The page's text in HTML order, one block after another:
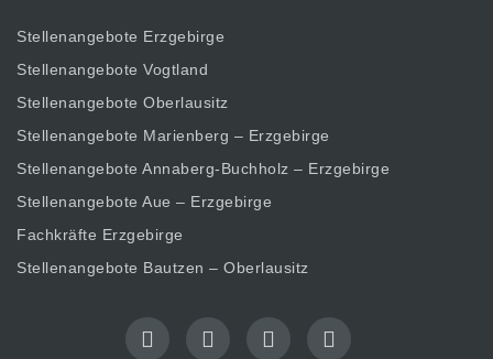
Stellenangebote Erzgebirge
Stellenangebote Vogtland
Stellenangebote Oberlausitz
Stellenangebote Marienberg – Erzgebirge
Stellenangebote Annaberg-Buchholz – Erzgebirge
Stellenangebote Aue – Erzgebirge
Fachkräfte Erzgebirge
Stellenangebote Bautzen – Oberlausitz